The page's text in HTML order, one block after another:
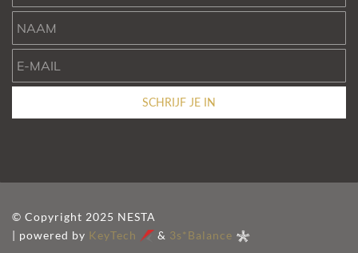
SCHRIJF JE IN
© Copyright 2025 NESTA
| powered by KeyTech & 3s*Balance